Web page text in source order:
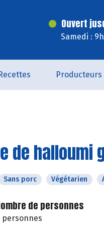
Ouvert
Samedi :
Producteurs
de
Sans porc Végétarien
de personnes
personnes